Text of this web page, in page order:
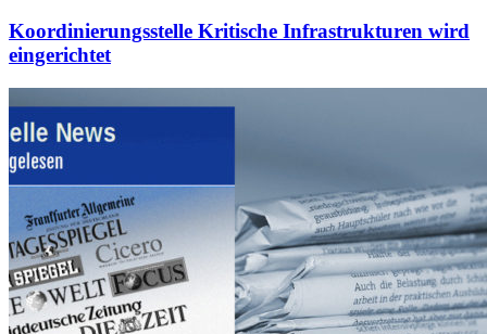
Koordinierungsstelle Kritische Infrastrukturen wird
eingerichtet